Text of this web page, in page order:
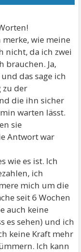
wie meine
nicht, da ich zwei
brauchen. Ja,
das sage ich
zu der
die ihn sicher
warten lässt.
sie
Antwort war
wie es ist. Ich
ich
mich um die
seit 6 Wochen
auch keine
es sehen) und ich
keine Kraft mehr
Ich kann